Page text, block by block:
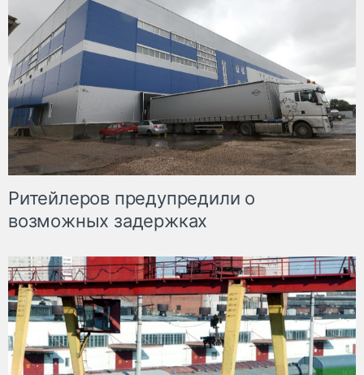
Ритейлеров предупредили о
возможных задержках